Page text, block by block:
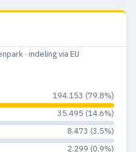
· indeling via EU
194.153 (79.8%)
35.495 (14.6%)
8.473 (3.5%)
2.299 (0.9%)